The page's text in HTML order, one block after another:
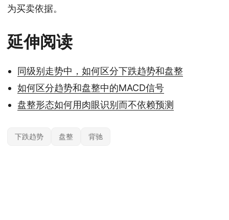
为买卖依据。
延伸阅读
同级别走势中，如何区分下跌趋势和盘整
如何区分趋势和盘整中的MACD信号
盘整形态如何用肉眼识别而不依赖预测
下跌趋势 盘整 背驰